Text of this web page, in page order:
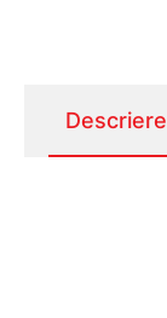
Descriere